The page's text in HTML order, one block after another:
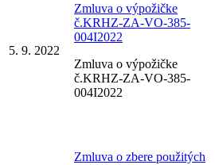
5. 9. 2022
Zmluva o výpožičke
č.KRHZ-ZA-VO-385-
004I2022
Zmluva o výpožičke
č.KRHZ-ZA-VO-385-
004I2022
Zmluva o zbere použitých